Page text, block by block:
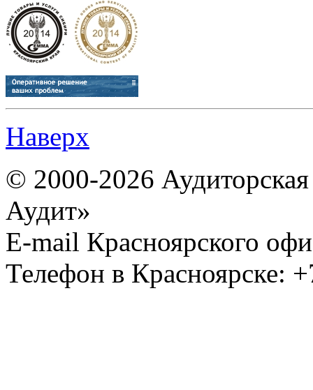
Наверх
© 2000-2026
Аудит»
E-mail Красноярского
Телефон в Красноярске: